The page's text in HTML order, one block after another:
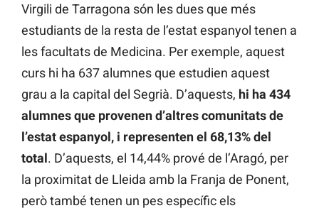
Virgili de Tarragona són les dues que més
estudiants de la resta de l’estat espanyol tenen a
les facultats de Medicina. Per exemple, aquest
curs hi ha 637 alumnes que estudien aquest
grau a la capital del Segrià. D’aquests, hi ha 434
alumnes que provenen d’altres comunitats de
l’estat espanyol, i representen el 68,13% del
total. D’aquests, el 14,44% prové de l’Aragó, per
la proximitat de Lleida amb la Franja de Ponent,
però també tenen un pes específic els